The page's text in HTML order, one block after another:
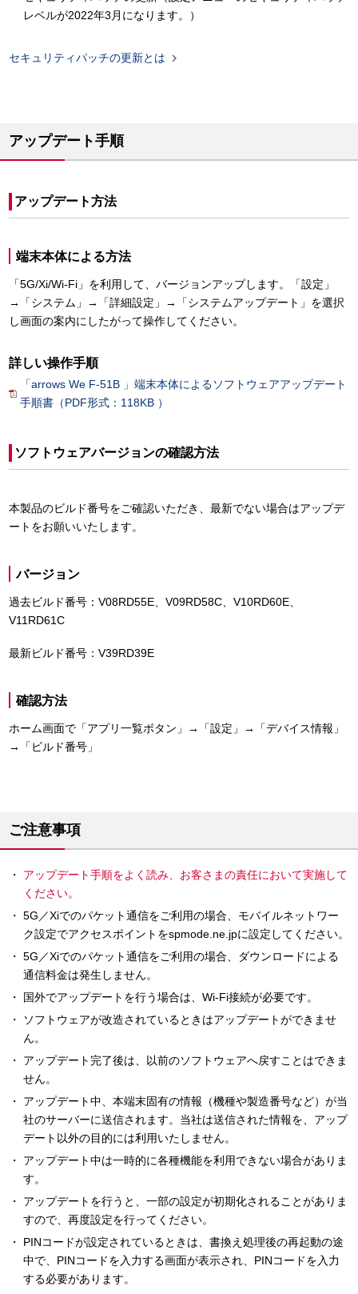
レベルが2022年3月になります。）
セキュリティパッチの更新とは 
アップデート手順
アップデート方法
端末本体による方法
「5G/Xi/Wi-Fi」を利用して、バージョンアップします。「設定」
→「システム」→「詳細設定」→「システムアップデート」を選択
し画面の案内にしたがって操作してください。
詳しい操作手順
「arrows We F-51B 」端末本体によるソフトウェアアップデート
手順書（PDF形式：118KB ）
ソフトウェアバージョンの確認方法
本製品のビルド番号をご確認いただき、最新でない場合はアップデ
ートをお願いいたします。
バージョン
過去ビルド番号：V08RD55E、V09RD58C、V10RD60E、
V11RD61C
最新ビルド番号：V39RD39E
確認方法
ホーム画面で「アプリ一覧ボタン」→「設定」→「デバイス情報」
→「ビルド番号」
ご注意事項
アップデート手順をよく読み、お客さまの責任において実施して
ください。
5G／Xiでのパケット通信をご利用の場合、モバイルネットワー
ク設定でアクセスポイントをspmode.ne.jpに設定してください。
5G／Xiでのパケット通信をご利用の場合、ダウンロードによる
通信料金は発生しません。
国外でアップデートを行う場合は、Wi-Fi接続が必要です。
ソフトウェアが改造されているときはアップデートができませ
ん。
アップデート完了後は、以前のソフトウェアへ戻すことはできま
せん。
アップデート中、本端末固有の情報（機種や製造番号など）が当
社のサーバーに送信されます。当社は送信された情報を、アップ
デート以外の目的には利用いたしません。
アップデート中は一時的に各種機能を利用できない場合がありま
す。
アップデートを行うと、一部の設定が初期化されることがありま
すので、再度設定を行ってください。
PINコードが設定されているときは、書換え処理後の再起動の途
中で、PINコードを入力する画面が表示され、PINコードを入力
する必要があります。